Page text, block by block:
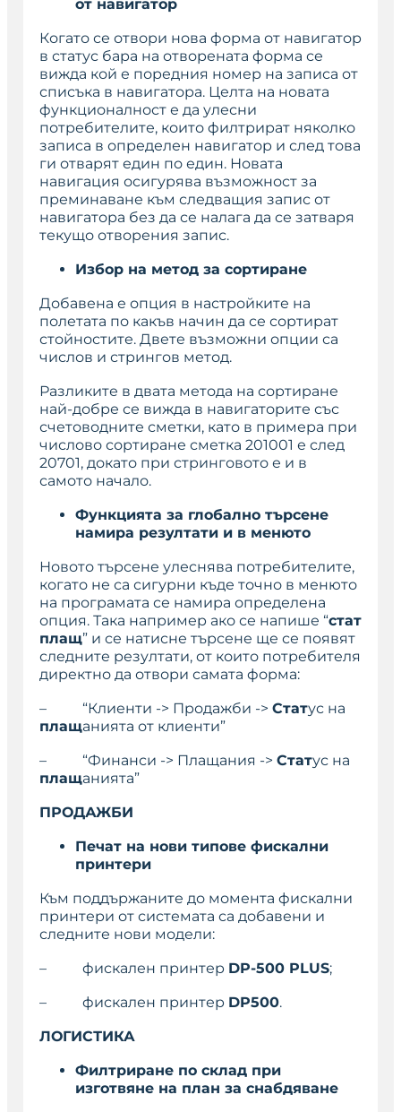
от навигатор
Когато се отвори нова форма от навигатор
в статус бара на отворената форма се
вижда кой е поредния номер на записа от
списъка в навигатора. Целта на новата
функционалност е да улесни
потребителите, които филтрират няколко
записа в определен навигатор и след това
ги отварят един по един. Новата
навигация осигурява възможност за
преминаване към следващия запис от
навигатора без да се налага да се затваря
текущо отворения запис.
Избор на метод за сортиране
Добавена е опция в настройките на
полетата по какъв начин да се сортират
стойностите. Двете възможни опции са
числов и стрингов метод.
Разликите в двата метода на сортиране
най-добре се вижда в навигаторите със
счетоводните сметки, като в примера при
числово сортиране сметка 201001 е след
20701, докато при стринговото е и в
самото начало.
Функцията за глобално търсене
намира резултати и в менюто
Новото търсене улеснява потребителите,
когато не са сигурни къде точно в менюто
на програмата се намира определена
опция. Така например ако се напише “стат
плащ” и се натисне търсене ще се появят
следните резултати, от които потребителя
директно да отвори самата форма:
– “Клиенти -> Продажби -> Статус на
плащанията от клиенти”
– “Финанси -> Плащания -> Статус на
плащанията”
ПРОДАЖБИ
Печат на нови типове фискални
принтери
Към поддържаните до момента фискални
принтери от системата са добавени и
следните нови модели:
– фискален принтер DP-500 PLUS;
– фискален принтер DP500.
ЛОГИСТИКА
Филтриране по склад при
изготвяне на план за снабдяване